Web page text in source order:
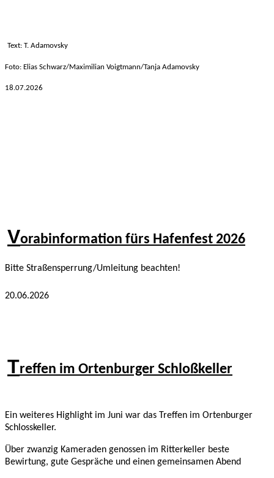
Text: T. Adamovsky
Foto: Elias Schwarz/Maximilian Voigtmann/Tanja Adamovsky
18.07.2026
Vorabinformation fürs Hafenfest 2026
Bitte Straßensperrung/Umleitung beachten!
20.06.2026
Treffen im Ortenburger Schloßkeller
Ein weiteres Highlight im Juni war das Treffen im Ortenburger
Schlosskeller.
Über zwanzig Kameraden genossen im Ritterkeller beste
Bewirtung, gute Gespräche und einen gemeinsamen Abend